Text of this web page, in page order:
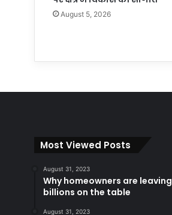
August 5, 2026
Most Viewed Posts
August 31, 2023
Why homeowners are leaving
billions on the table
August 31, 2023